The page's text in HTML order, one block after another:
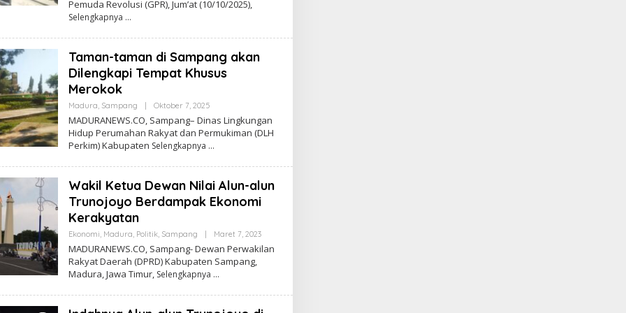
Pemuda Revolusi (GPR), Jum’at (10/10/2025),
Selengkapnya
Taman-taman di Sampang akan
Dilengkapi Tempat Khusus
Merokok
Madura, Sampang Oktober 7, 2025Oleh
MADURANEWS.CO, Sampang– Dinas Lingkungan
Hidup Perumahan Rakyat dan Permukiman (DLH
Perkim) Kabupaten Selengkapnya
Wakil Ketua Dewan Nilai Alun-alun
Trunojoyo Berdampak Ekonomi
Kerakyatan
Ekonomi, Madura, Politik, Sampang Maret 7, 2023Oleh
MADURANEWS.CO, Sampang- Dewan Perwakilan
Rakyat Daerah (DPRD) Kabupaten Sampang,
Madura, Jawa Timur, Selengkapnya